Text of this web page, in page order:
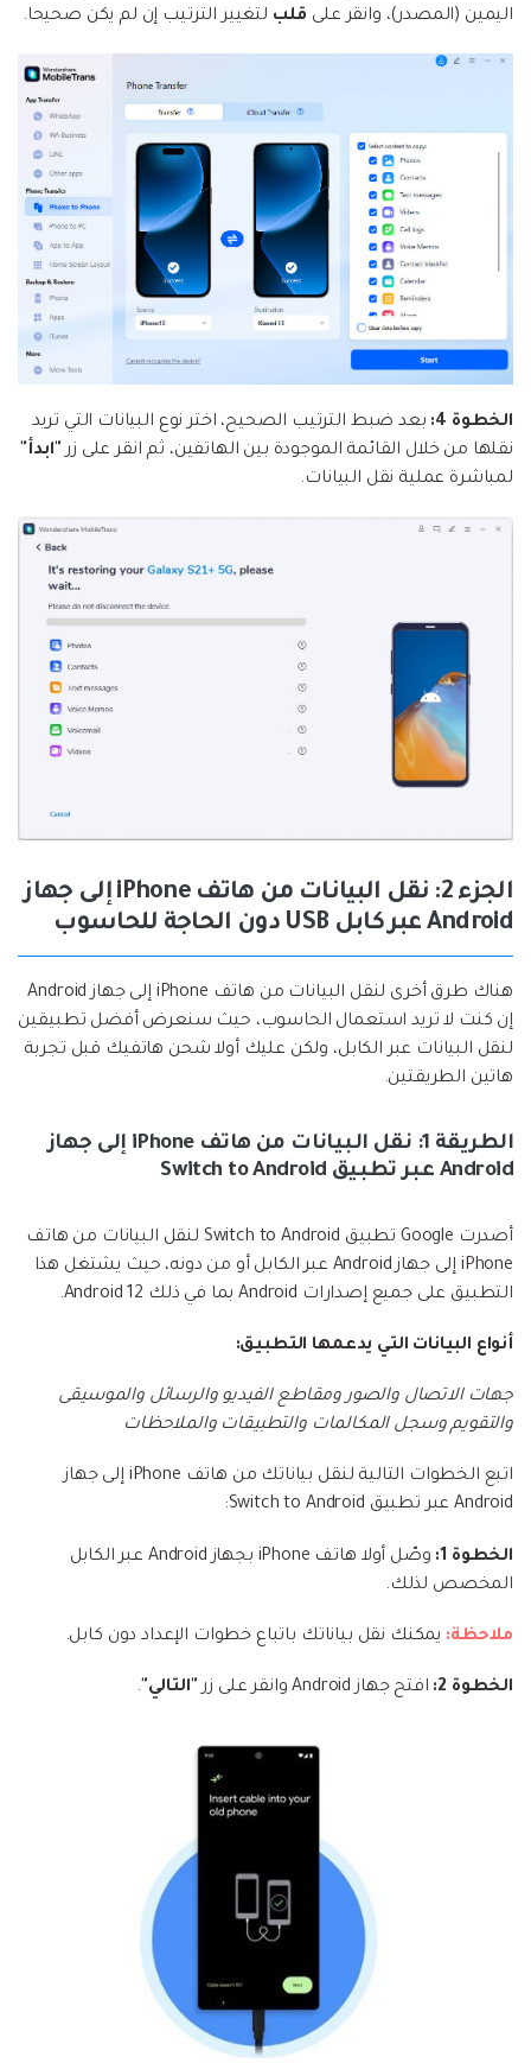
اليمين (المصدر)، وانقر على قلب لتغيير الترتيب إن لم يكن صحيحا.
الخطوة 4:
بعد ضبط الترتيب الصحيح، اختر نوع البيانات التي تريد
نقلها من خلال القائمة الموجودة بين الهاتفين، ثم انقر على زر"ابدأ"
لمباشرة عملية نقل البيانات.
الجزء 2: نقل البيانات من هاتف iPhone إلى جهاز
Android عبر كابل USB دون الحاجة للحاسوب
هناك طرق أخرى لنقل البيانات من هاتف iPhone إلى جهاز Android
إن كنت لا تريد استعمال الحاسوب، حيث سنعرض أفضل تطبيقين
لنقل البيانات عبر الكابل، ولكن عليك أولا شحن هاتفيك قبل تجربة
هاتين الطريقتين.
الطريقة 1: نقل البيانات من هاتف iPhone إلى جهاز
Android عبر تطبيق Switch to Android
أصدرت Google تطبيق Switch to Android لنقل البيانات من هاتف
iPhone إلى جهاز Android عبر الكابل أو من دونه، حيث يشتغل هذا
التطبيق على جميع إصدارات Android بما في ذلك Android 12.
أنواع البيانات التي يدعمها التطبيق:
جهات الاتصال والصور ومقاطع الفيديو والرسائل والموسيقى
والتقويم وسجل المكالمات والتطبيقات والملاحظات
اتبع الخطوات التالية لنقل بياناتك من هاتف iPhone إلى جهاز
Android عبر تطبيق Switch to Android:
الخطوة 1:
وصّل أولا هاتف iPhone بجهاز Android عبر الكابل
المخصص لذلك.
ملاحظة: يمكنك نقل بياناتك باتباع خطوات الإعداد دون كابل.
الخطوة 2: افتح جهاز Android وانقر على زر "التالي".